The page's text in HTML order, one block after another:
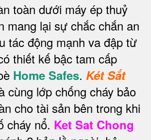
toàn dưới máy ép thuỷ
mang lại sự chắc chắn an
tác động mạnh va đập từ
thiết kế bậc tam cấp
Home Safes. Két Sắt
cùng lớp chống cháy bảo
cho tài sản bên trong khi
cháy nổ. Ket Sat Chong